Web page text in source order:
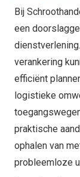
Bij
een
verankering
efficiënt
logistieke
praktische
ophalen van
probleemloze